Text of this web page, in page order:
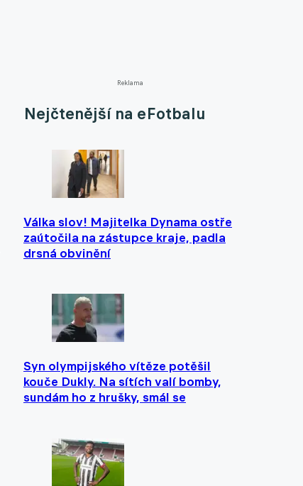
Reklama
Nejčtenější na eFotbalu
Válka slov! Majitelka Dynama ostře
zaútočila na zástupce kraje, padla
drsná obvinění
Syn olympijského vítěze potěšil
kouče Dukly. Na sítích valí bomby,
sundám ho z hrušky, smál se